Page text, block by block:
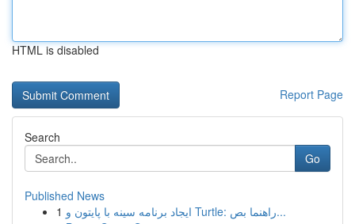
HTML is disabled
Report Page
Search
Go
Published News
1
ایجاد برنامه سینه با پایتون و Turtle: راهنما بص...